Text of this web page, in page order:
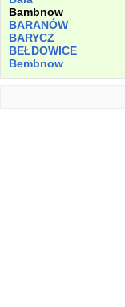
Bambnow
BARANÓW
BARYCZ
BEŁDOWICE
Bembnow